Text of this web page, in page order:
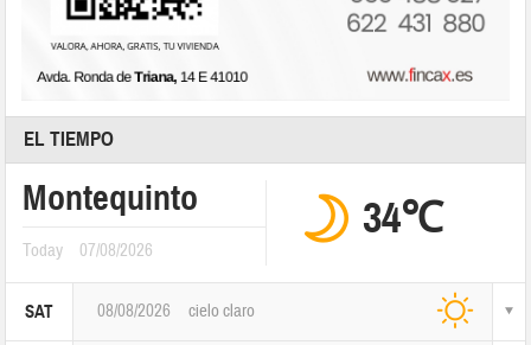
EL TIEMPO
Montequinto
Today 07/08/2026
34℃
SAT 08/08/2026 cielo claro